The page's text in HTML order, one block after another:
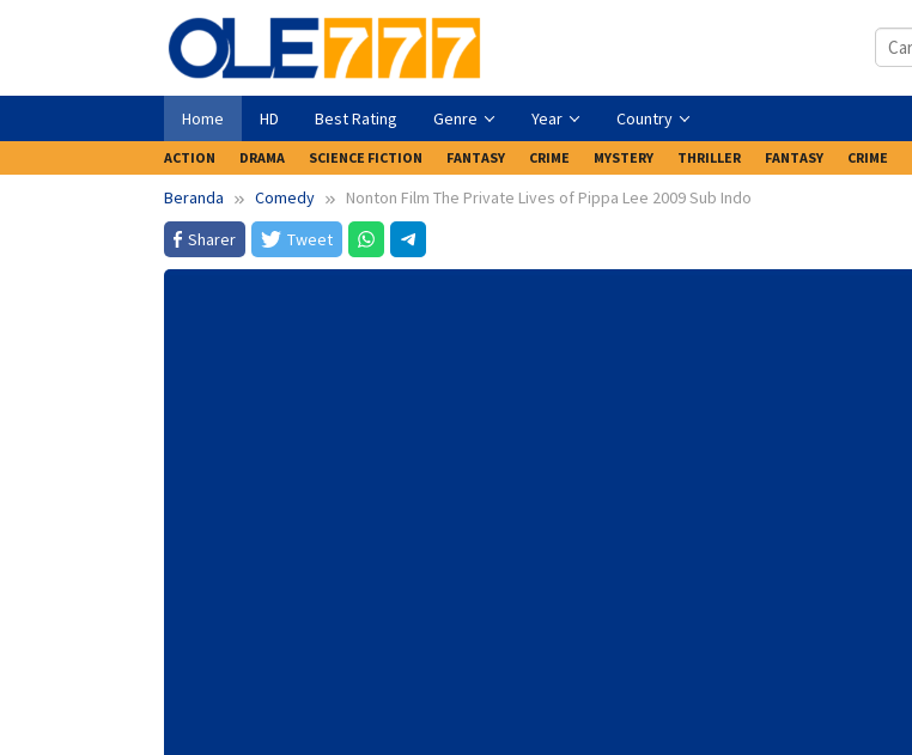
Home HD Best Rating Genre Year Country
ACTION DRAMA SCIENCE FICTION FANTASY CRIME MYSTERY THRILLER FANTASY CRIME
Beranda Comedy
Nonton Film The Private Lives of Pippa Lee 2009 Sub Indo
Sharer
Tweet